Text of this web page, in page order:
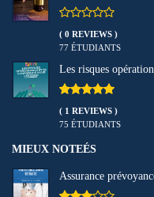
( 0 REVIEWS )
77 ÉTUDIANTS
Les risques
( 1 REVIEWS )
75 ÉTUDIANTS
MIEUX NOTEÉS
Assurance